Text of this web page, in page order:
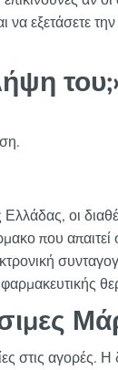
να εξετάσετε
οι
που απαιτεί
στις αγορές.